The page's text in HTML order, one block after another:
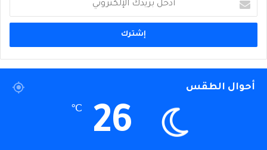
بريدك
الإلكتروني
أحوال الطقس
26
℃